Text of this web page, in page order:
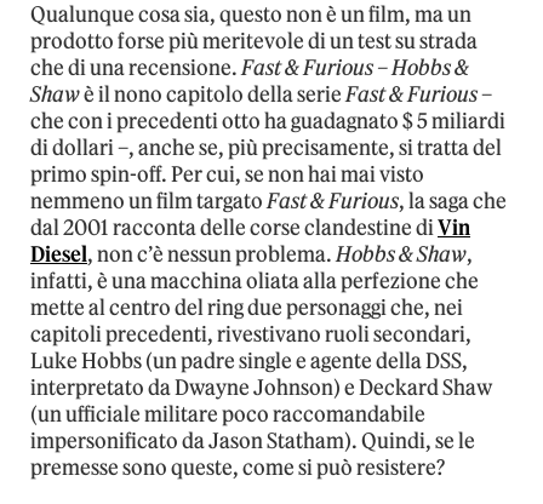
Qualunque cosa sia, questo non è un film, ma un
prodotto forse più meritevole di un test su strada
che di una recensione.Fast & Furious – Hobbs &
Shawè il nono capitolo della serieFast & Furious–
che con i precedenti otto ha guadagnato $ 5 miliardi
di dollari –, anche se, più precisamente, si tratta del
primo spin-off. Per cui, se non hai mai visto
nemmeno un film targatoFast & Furious, la saga che
dal 2001 racconta delle corse clandestine diVin
Diesel, non c’è nessun problema.Hobbs & Shaw,
infatti, è una macchina oliata alla perfezione che
mette al centro del ring due personaggi che, nei
capitoli precedenti, rivestivano ruoli secondari,
Luke Hobbs (un padre single e agente della DSS,
interpretato da Dwayne Johnson) e Deckard Shaw
(un ufficiale militare poco raccomandabile
impersonificato da Jason Statham). Quindi, se le
premesse sono queste, come si può resistere?